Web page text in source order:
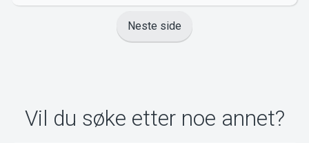
Neste side
Vil du søke etter noe annet?